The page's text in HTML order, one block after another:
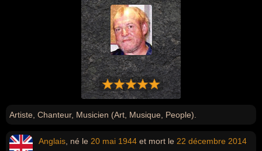
Artiste, Chanteur, Musicien (Art, Musique, People).
Anglais , né le 20 mai 1944 et mort le 22 décembre 2014